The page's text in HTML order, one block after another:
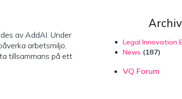
av AddAI. Under
arbetsmiljö,
tillsammans på ett
Legal Innovation
News (187)
VQ Forum